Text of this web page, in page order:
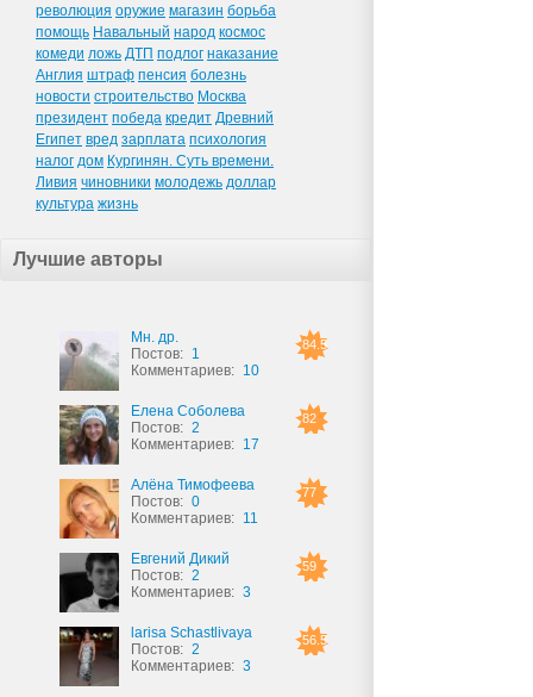
революция оружие магазин борьба
помощь Навальный народ космос
комеди ложь ДТП подлог наказание
Англия штраф пенсия болезнь
новости строительство Москва
президент победа кредит Древний
Египет вред зарплата психология
налог дом Кургинян. Суть времени.
Ливия чиновники молодежь доллар
культура жизнь
Лучшие авторы
84.5
Мн. др.
Постов: 1
Комментариев: 10
82
Елена Соболева
Постов: 2
Комментариев: 17
77
Алёна Тимофеева
Постов: 0
Комментариев: 11
59
Евгений Дикий
Постов: 2
Комментариев: 3
56.5
larisa Schastlivaya
Постов: 2
Комментариев: 3